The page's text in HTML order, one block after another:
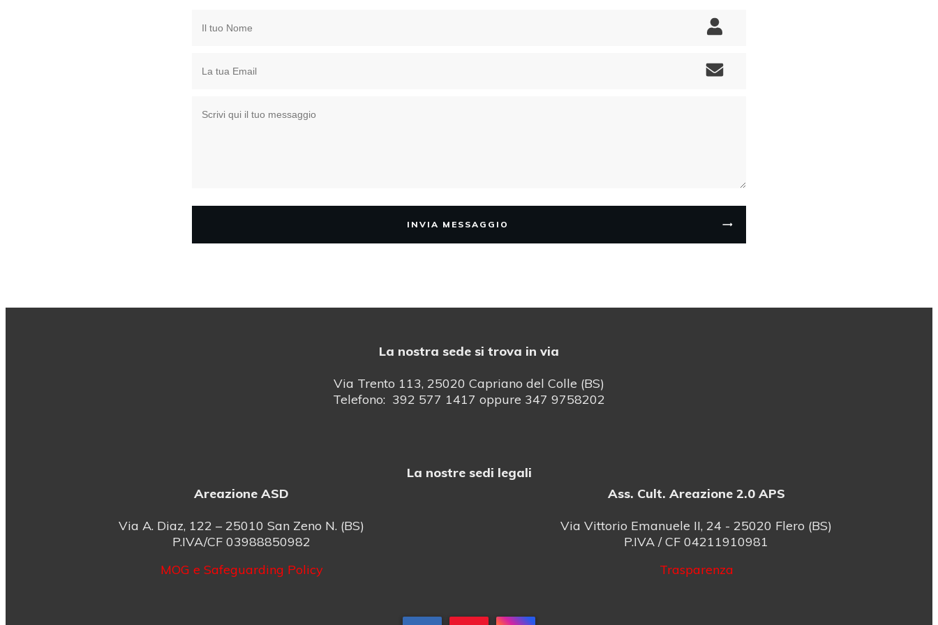
INVIA MESSAGGIO
La nostra sede si trova in via
Via Trento 113, 25020 Capriano del Colle (BS)
Telefono: 392 577 1417 oppure 347 9758202
La nostre sedi legali
Areazione ASD
Via A. Diaz, 122 – 25010 San Zeno N. (BS)
P.IVA/CF 03988850982
MOG e Safeguarding Policy
Ass. Cult. Areazione 2.0 APS
Via Vittorio Emanuele II, 24 - 25020 Flero (BS)
P.IVA / CF 04211910981
Trasparenza